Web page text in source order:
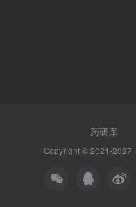
药研库
Copyright © 2021-2027 ·